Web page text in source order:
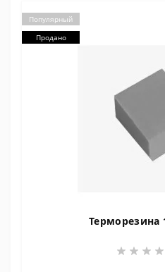
Популярный
Продано
Терморезина